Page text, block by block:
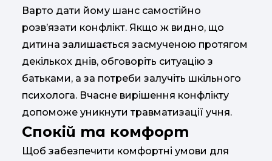
Варто дати йому шанс самостійно
розв’язати конфлікт. Якщо ж видно, що
дитина залишається засмученою протягом
декількох днів, обговоріть ситуацію з
батьками, а за потреби залучіть шкільного
психолога. Вчасне вирішення конфлікту
допоможе уникнути травматизації учня.
Спокій та комфорт
Щоб забезпечити комфортні умови для